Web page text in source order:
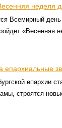
неделя
Всемирный
«Весенняя
епархиальные
епархии
строятся